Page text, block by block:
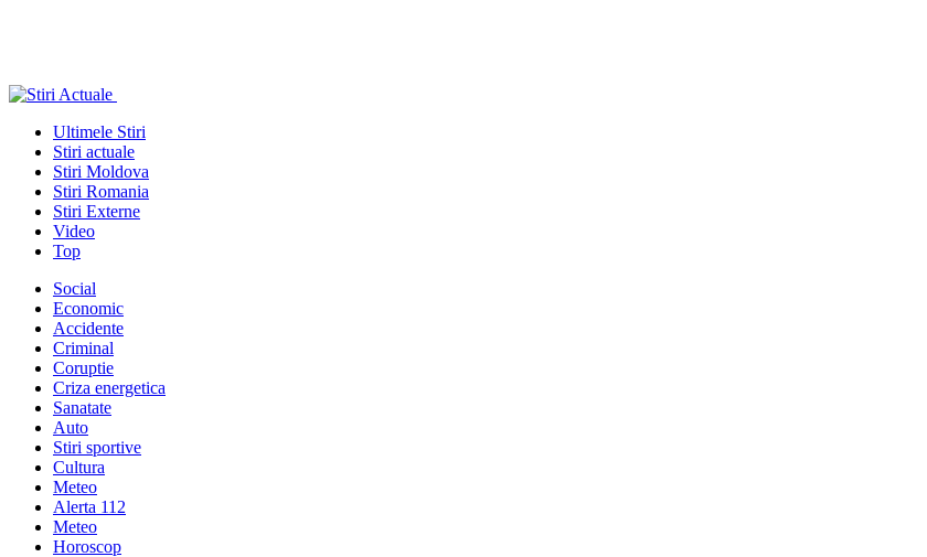
Ultimele Stiri
Stiri actuale
Stiri Moldova
Stiri Romania
Stiri Externe
Video
Top
Social
Economic
Accidente
Criminal
Coruptie
Criza energetica
Sanatate
Auto
Stiri sportive
Cultura
Meteo
Alerta 112
Meteo
Horoscop